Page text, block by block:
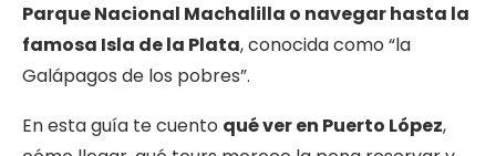
Parque Nacional Machalilla o navegar hasta la
famosa Isla de la Plata, conocida como “la
Galápagos de los pobres”.
En esta guía te cuento qué ver en Puerto López,